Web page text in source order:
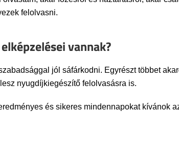
felolvasni.
vannak?
jól sáfárkodni. Egyrészt többet
nyugdíjkiegészítő felolvasásra is.
és sikeres mindennapokat kívánok